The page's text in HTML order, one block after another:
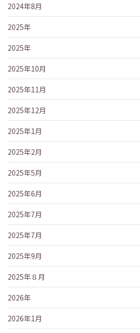
2024年8月
2025年
2025年
2025年10月
2025年11月
2025年12月
2025年1月
2025年2月
2025年5月
2025年6月
2025年7月
2025年7月
2025年9月
2025年８月
2026年
2026年1月